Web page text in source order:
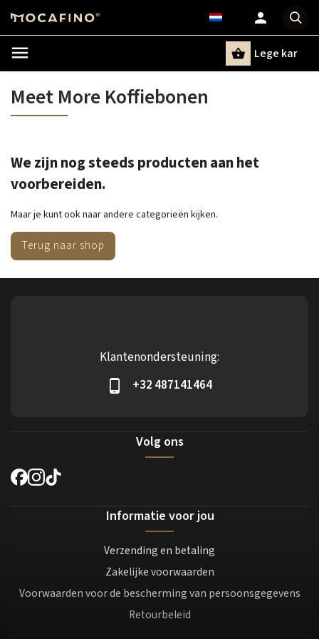
Lege kar
Meet More Koffiebonen
We zijn nog steeds producten aan het
voorbereiden.
Maar je kunt ook naar andere categorieën kijken.
Terug naar shop
Klantenondersteuning:
+32 487141464
Volg ons
Informatie voor jou
Verzending en betaling
Zakelijke voorwaarden
Voorwaarden voor de bescherming van persoonsgegevens
Retourbeleid